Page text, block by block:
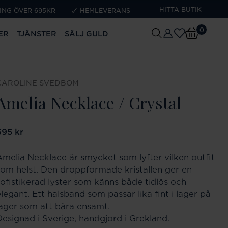
ÖVER 695KR HEMLEVERANS HITTA BUTIK
TJÄNSTER SÄLJ GULD 0
SVEDBOM
Necklace / Crystal
:695 kr
kr
Necklace är smycket som lyfter vilken outfit
helst. Den droppformade kristallen ger en
lyster som känns både tidlös och
Ett halsband som passar lika fint i lager på
som att bära ensamt.
i Sverige, handgjord i Grekland.